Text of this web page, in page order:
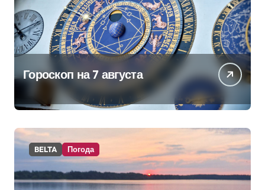
Гороскоп на 7 августа
BELTA Погода